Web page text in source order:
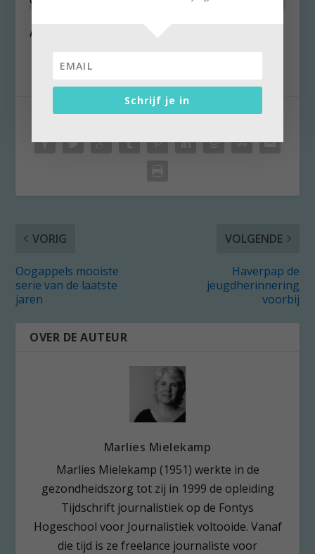
Alle beeld: ©Marlies Mielekamp
DEEL:
VORIG
Oogappels mooiste
serie van de laatste
jaren
VOLGENDE
Haverpap de
jeugdherinnering
voorbij
OVER DE AUTEUR
Marlies Mielekamp
Marlies Mielekamp (1951) werkte in de
gezondheidszorg tot zij in 1999 de opleiding
Tijdschrift journalistiek op de Fontys
Hogeschool voor Journalistiek voltooide. Vanaf
die tijd is ze freelance journaliste voor
Schrijf je in